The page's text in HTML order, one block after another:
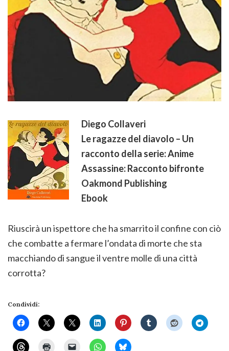
Diego Collaveri
Le ragazze del diavolo – Un
racconto della serie: Anime
Assassine: Racconto bifronte
Oakmond Publishing
Ebook
Riuscirà un ispettore che ha smarrito il confine con ciò
che combatte a fermare l’ondata di morte che sta
macchiando di sangue il ventre molle di una città
corrotta?
Condividi: